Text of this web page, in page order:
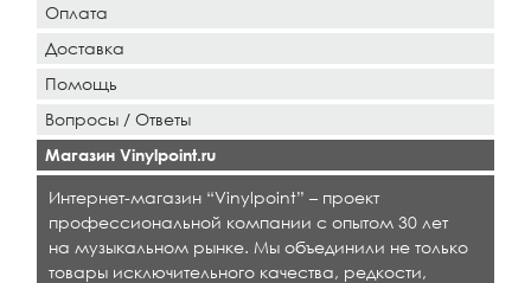
Оплата
Доставка
Помощь
Вопросы / Ответы
Магазин Vinylpoint.ru
Интернет-магазин “Vinylpoint” – проект
профессиональной компании с опытом 30 лет
на музыкальном рынке. Мы объединили не только
товары исключительного качества, редкости,